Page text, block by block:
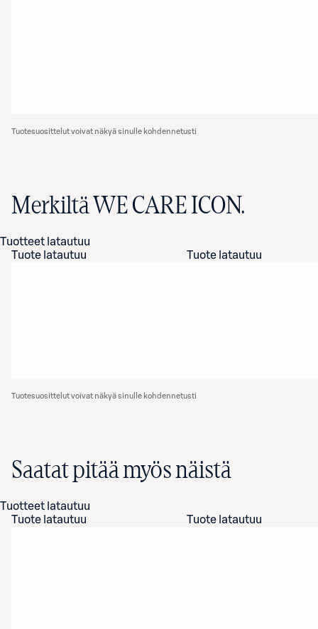
Tuotesuosittelut voivat näkyä sinulle kohdennetusti
Merkiltä WE CARE ICON.
Tuotteet latautuu
Tuote latautuu
Tuote latautuu
Tuotesuosittelut voivat näkyä sinulle kohdennetusti
Saatat pitää myös näistä
Tuotteet latautuu
Tuote latautuu
Tuote latautuu